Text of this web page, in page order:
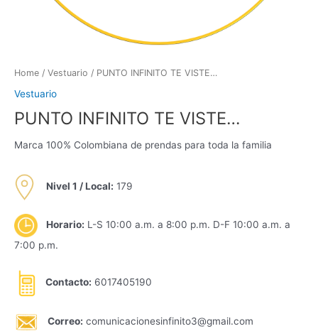
Home / Vestuario / PUNTO INFINITO TE VISTE…
Vestuario
PUNTO INFINITO TE VISTE…
Marca 100% Colombiana de prendas para toda la familia
Nivel 1 / Local: 179
Horario: L-S 10:00 a.m. a 8:00 p.m. D-F 10:00 a.m. a
7:00 p.m.
Contacto: 6017405190
Correo: comunicacionesinfinito3@gmail.com